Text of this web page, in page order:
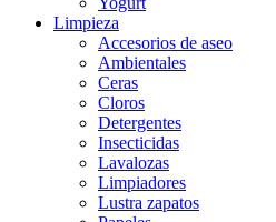
Limpieza
Accesorios de aseo
Ambientales
Ceras
Cloros
Detergentes
Insecticidas
Lavalozas
Limpiadores
Lustra zapatos